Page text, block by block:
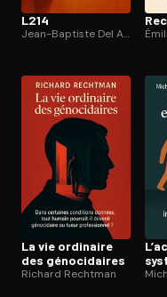
L214
Jean-Baptiste Del Amo
La vie ordinaire
des gé­no­ci­daires
Richard Rechtman